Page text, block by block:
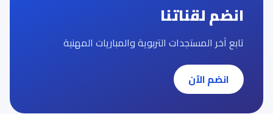
انضم لقناتنا
تابع آخر المستجدات التربوية والمباريات المهنية
انضم الآن